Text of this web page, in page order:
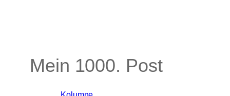
Mein 1000. Post